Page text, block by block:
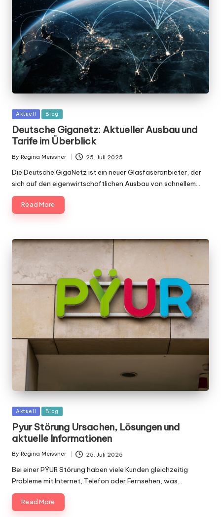
Posted
Aktuell Blog
Deutsche Giganetz: Aktueller Ausbau und
Tarife im Überblick
Posted
By Regina Meissner 25. Juli 2025
Die Deutsche GigaNetz ist ein neuer Glasfaseranbieter, der
sich auf den eigenwirtschaftlichen Ausbau von schnellem…
Read More
Posted
Aktuell Blog
Pyur Störung Ursachen, Lösungen und
aktuelle Informationen
Posted
By Regina Meissner 25. Juli 2025
Bei einer PŸUR Störung haben viele Kunden gleichzeitig
Probleme mit Internet, Telefon oder Fernsehen, was…
Read More